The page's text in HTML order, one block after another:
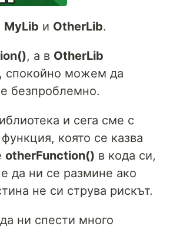
MyLib и OtherLib.
, а в OtherLib
спокойно можем да
безпроблемно.
и сега сме с
която се казва
otherFunction() в кода си,
да ни се размине ако
не си струва рискът.
ни спести много